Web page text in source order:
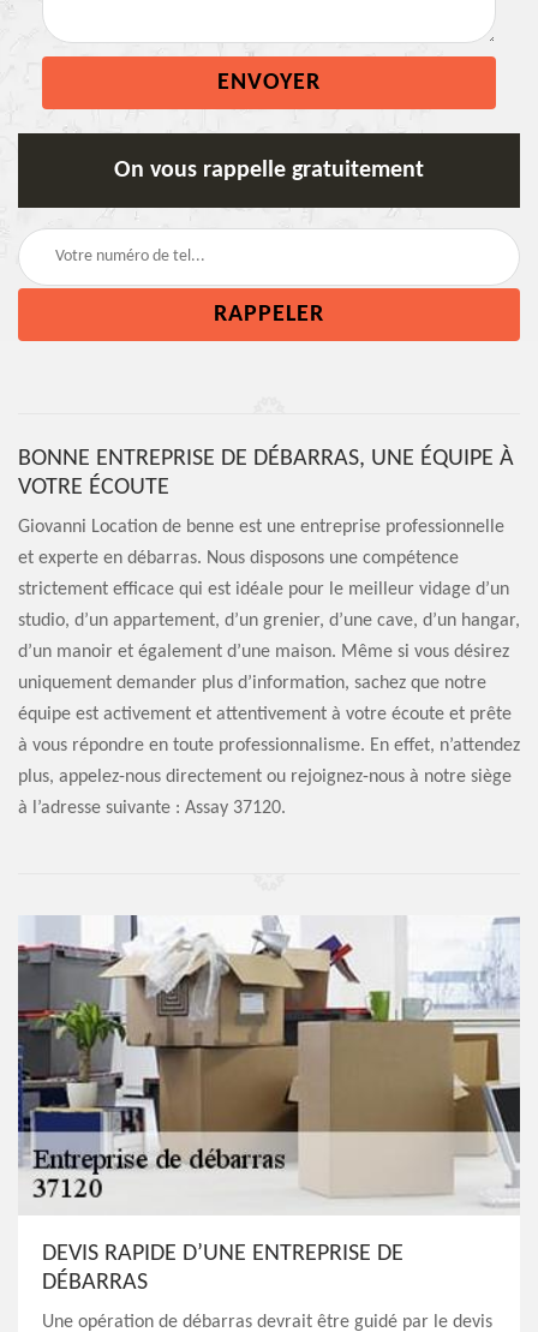
On vous rappelle gratuitement
BONNE ENTREPRISE DE DÉBARRAS, UNE ÉQUIPE À
VOTRE ÉCOUTE
Giovanni Location de benne est une entreprise professionnelle
et experte en débarras. Nous disposons une compétence
strictement efficace qui est idéale pour le meilleur vidage d’un
studio, d’un appartement, d’un grenier, d’une cave, d’un hangar,
d’un manoir et également d’une maison. Même si vous désirez
uniquement demander plus d’information, sachez que notre
équipe est activement et attentivement à votre écoute et prête
à vous répondre en toute professionnalisme. En effet, n’attendez
plus, appelez-nous directement ou rejoignez-nous à notre siège
à l’adresse suivante : Assay 37120.
DEVIS RAPIDE D’UNE ENTREPRISE DE
DÉBARRAS
Une opération de débarras devrait être guidé par le devis